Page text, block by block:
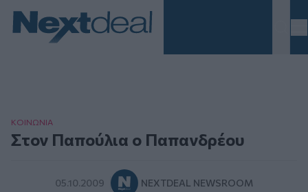
ΚΟΙΝΩΝΙΑ
Στον Παπούλια ο Παπανδρέου
05.10.2009 NEXTDEAL NEWSROOM